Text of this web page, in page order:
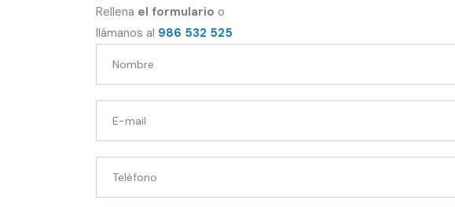
Rellena el formulario o
llámanos al 986 532 525